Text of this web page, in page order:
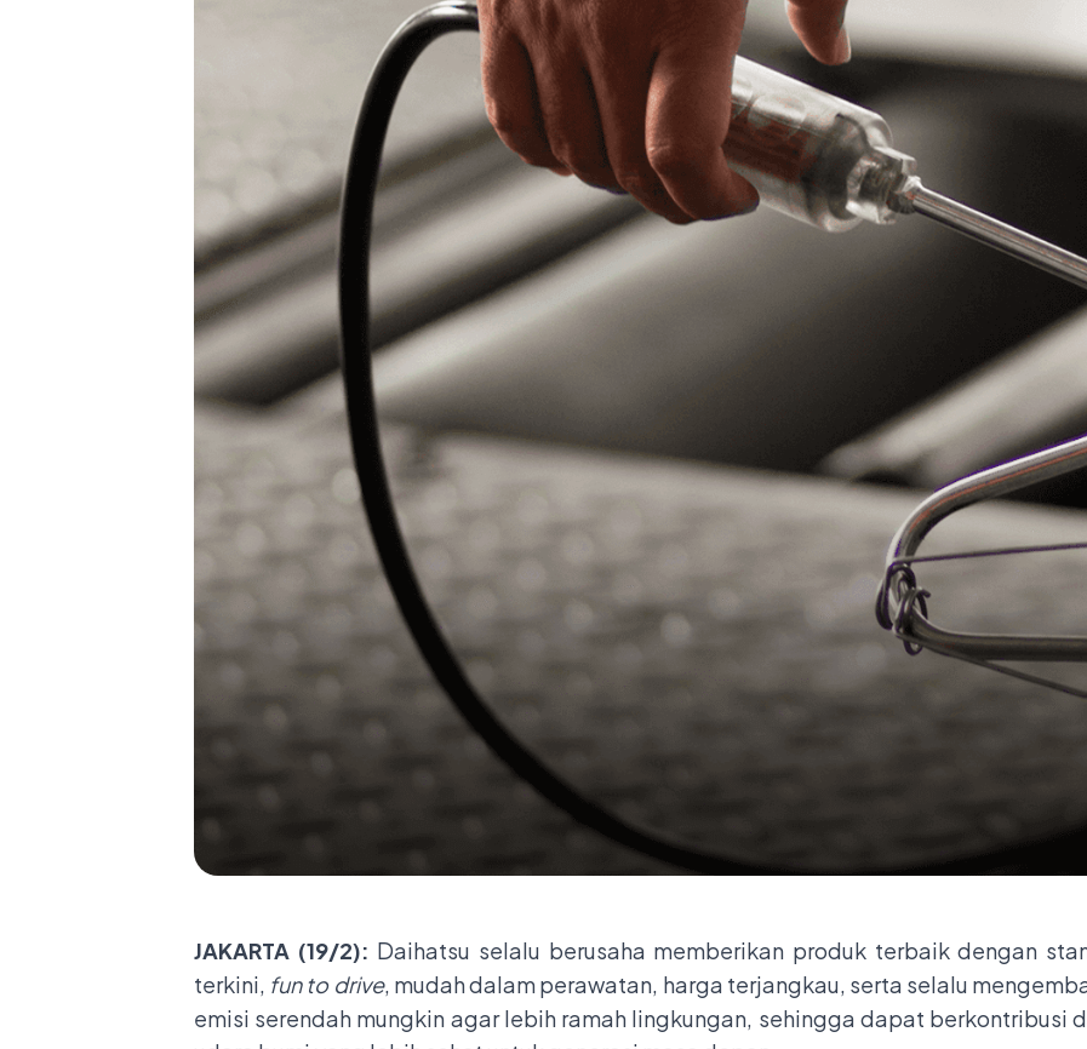
JAKARTA (19/2): Daihatsu selalu berusaha memberikan produk terbaik dengan
terkini, fun to drive, mudah dalam perawatan, harga terjangkau, serta selalu
emisi serendah mungkin agar lebih ramah lingkungan, sehingga dapat berkontribusi